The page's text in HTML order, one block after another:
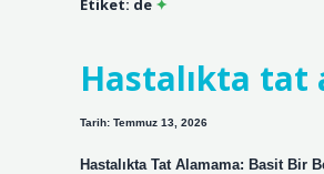
Etiket: de
Hastalıkta tat
Tarih: Temmuz 13, 2026
Hastalıkta Tat Alamama: Basit Bir